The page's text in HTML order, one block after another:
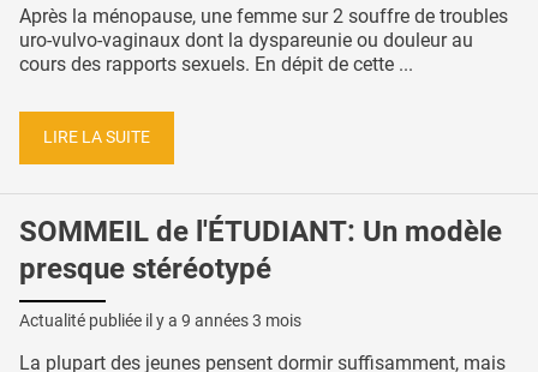
Après la ménopause, une femme sur 2 souffre de troubles
uro-vulvo-vaginaux dont la dyspareunie ou douleur au
cours des rapports sexuels. En dépit de cette ...
LIRE LA SUITE
SOMMEIL de l'ÉTUDIANT: Un modèle
presque stéréotypé
Actualité publiée il y a 9 années 3 mois
La plupart des jeunes pensent dormir suffisamment, mais